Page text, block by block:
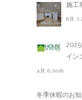
施工
8月
2025
イン
4月 6,2026
冬季休暇のお知